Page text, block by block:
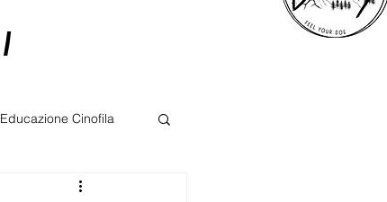
Educazione Cinofila